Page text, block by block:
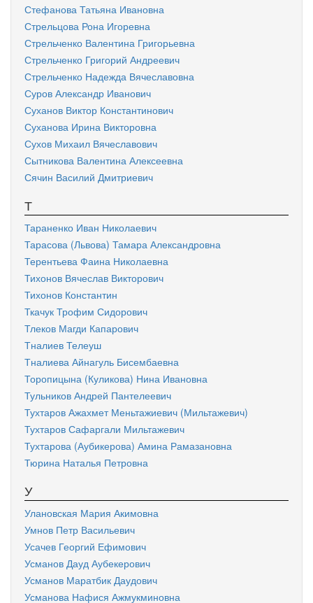
Стефанова Татьяна Ивановна
Стрельцова Рона Игоревна
Стрельченко Валентина Григорьевна
Стрельченко Григорий Андреевич
Стрельченко Надежда Вячеславовна
Суров Александр Иванович
Суханов Виктор Константинович
Суханова Ирина Викторовна
Сухов Михаил Вячеславович
Сытникова Валентина Алексеевна
Сячин Василий Дмитриевич
Т
Тараненко Иван Николаевич
Тарасова (Львова) Тамара Александровна
Терентьева Фаина Николаевна
Тихонов Вячеслав Викторович
Тихонов Константин
Ткачук Трофим Сидорович
Тлеков Магди Капарович
Тналиев Телеуш
Тналиева Айнагуль Бисембаевна
Торопицына (Куликова) Нина Ивановна
Тульников Андрей Пантелеевич
Тухтаров Ажахмет Меньтажиевич (Мильтажевич)
Тухтаров Сафаргали Мильтажевич
Тухтарова (Аубикерова) Амина Рамазановна
Тюрина Наталья Петровна
У
Улановская Мария Акимовна
Умнов Петр Васильевич
Усачев Георгий Ефимович
Усманов Дауд Аубекерович
Усманов Маратбик Даудович
Усманова Нафися Ажмукминовна